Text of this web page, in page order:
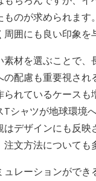
のが求められま
囲にも良い印象を
材を選ぶことで
配慮も重要視さ
れているケース
シャツが地球環境
デザインにも反映
文方法についても
レーションがで